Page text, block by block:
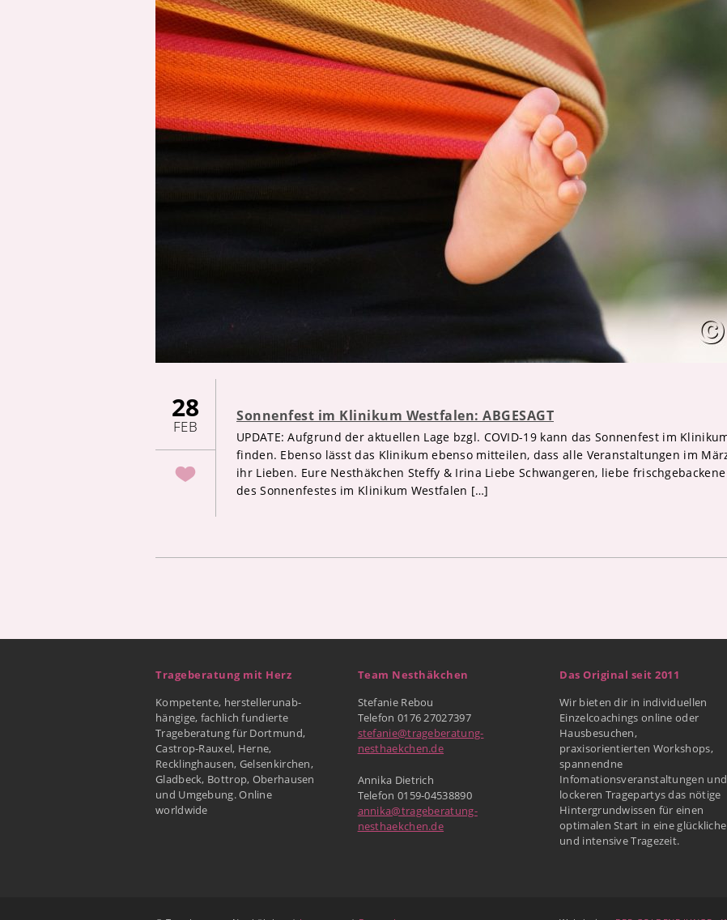
28
FEB
Sonnenfest im Klinikum Westfalen: ABGESAGT
UPDATE: Aufgrund der aktuellen Lage bzgl. COVID-19 kann das Sonnenfest im
finden. Ebenso lässt das Klinikum ebenso mitteilen, dass alle Veranstaltungen im
ihr Lieben. Eure Nesthäkchen Steffy & Irina Liebe Schwangeren, liebe
des Sonnenfestes im Klinikum Westfalen […]
Trageberatung mit Herz
Kompetente, herstellerunab-
hängige, fachlich fundierte
Trageberatung für Dortmund,
Castrop-Rauxel, Herne,
Recklinghausen, Gelsenkirchen,
Gladbeck, Bottrop, Oberhausen
und Umgebung. Online
worldwide
Team Nesthäkchen
Stefanie Rebou
Telefon 0176 27027397
stefanie@trageberatung-
nesthaekchen.de
Annika Dietrich
Telefon 0159-04538890
annika@trageberatung-
nesthaekchen.de
Das Original seit 2011
Wir bieten dir in individuellen
Einzelcoachings online oder
Hausbesuchen,
praxisorientierten Workshops,
spannendne
Infomationsveranstaltungen und
lockeren Tragepartys das nötige
Hintergrundwissen für einen
optimalen Start in eine glückliche
und intensive Tragezeit.